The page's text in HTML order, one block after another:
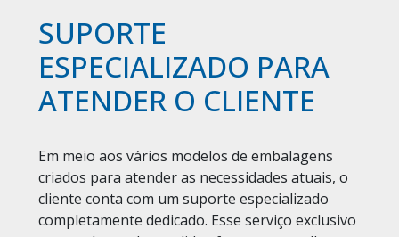
SUPORTE
ESPECIALIZADO PARA
ATENDER O CLIENTE
Em meio aos vários modelos de embalagens
criados para atender as necessidades atuais, o
cliente conta com um suporte especializado
completamente dedicado. Esse serviço exclusivo